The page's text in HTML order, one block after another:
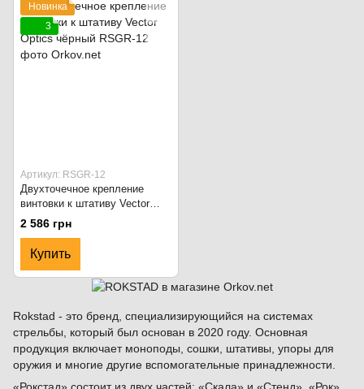
Новинка
3
Артикул: RSGR-12
Двухточечное крепление
винтовки к штативу Vector
Optics чёрный
2 586 грн
Купить
Rokstad - это бренд, специализирующийся на системах
стрельбы, который был основан в 2020 году. Основная
продукция включает моноподы, сошки, штативы, упоры для
оружия и многие другие вспомогательные принадлежности.